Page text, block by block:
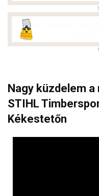
Nagy küzdelem
STIHL
Kékestetőn